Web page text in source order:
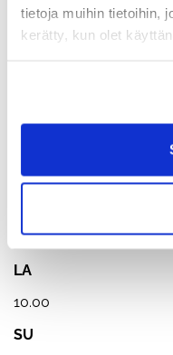
tietoja muihin tietoihin,
kerätty, kun olet
10.00
PE
6x ranskalainen
6x3min välein:
6x hyvää huomenta
LA
10.00
SU